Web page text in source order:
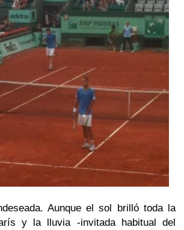
Aunque el sol brilló toda la
y la lluvia -invitada habitual del